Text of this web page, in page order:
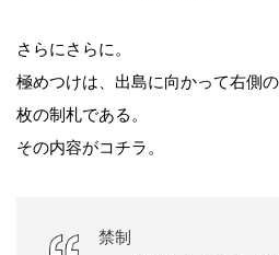
さらにさらに。
極めつけは、出島に向かって右側
枚の制札である。
その内容がコチラ。
禁制